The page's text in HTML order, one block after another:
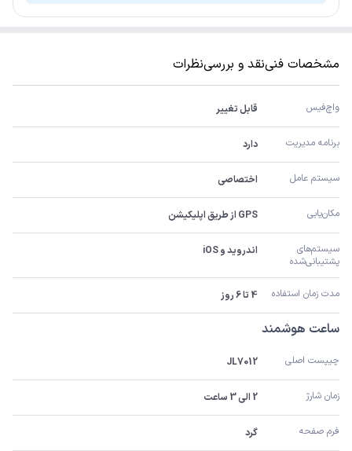
مشخصات فنینقد و بررسینظرات
واچ‌فیس قابل تغییر
برنامه مدیریت دارد
سیستم عامل اختصاصی
مکان‌یابی GPS از طریق اپلیکیشن
پشتیبانی‌شده
اندروید و iOS
مدت زمان استفاده 4 تا 6 روز
ساعت هوشمند
چیپست اصلی JL7012
زمان شارژ 2 الی 3 ساعت
فرم صفحه گرد